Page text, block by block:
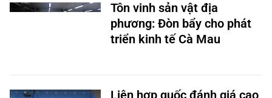
Tôn vinh sản vật địa
phương: Đòn bẩy cho phát
triển kinh tế Cà Mau
Liên hợp quốc đánh giá cao